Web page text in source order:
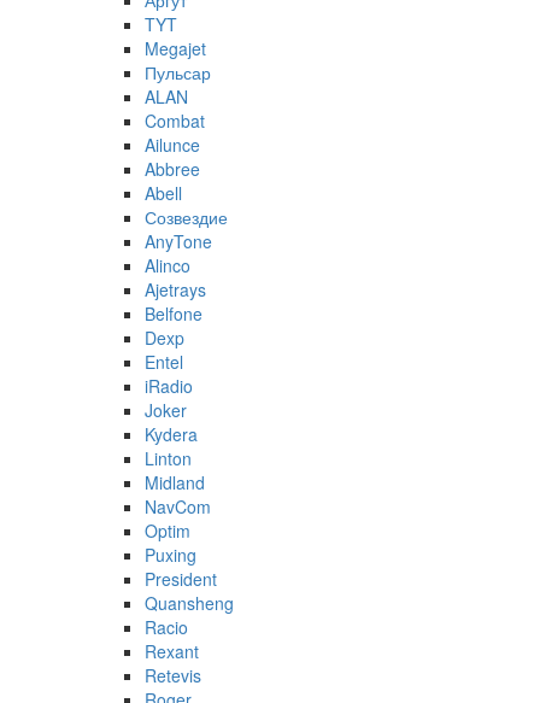
TYT
Megajet
Пульсар
ALAN
Combat
Ailunce
Abbree
Abell
Созвездие
AnyTone
Alinco
Ajetrays
Belfone
Dexp
Entel
iRadio
Joker
Kydera
Linton
Midland
NavCom
Optim
Puxing
President
Quansheng
Racio
Rexant
Retevis